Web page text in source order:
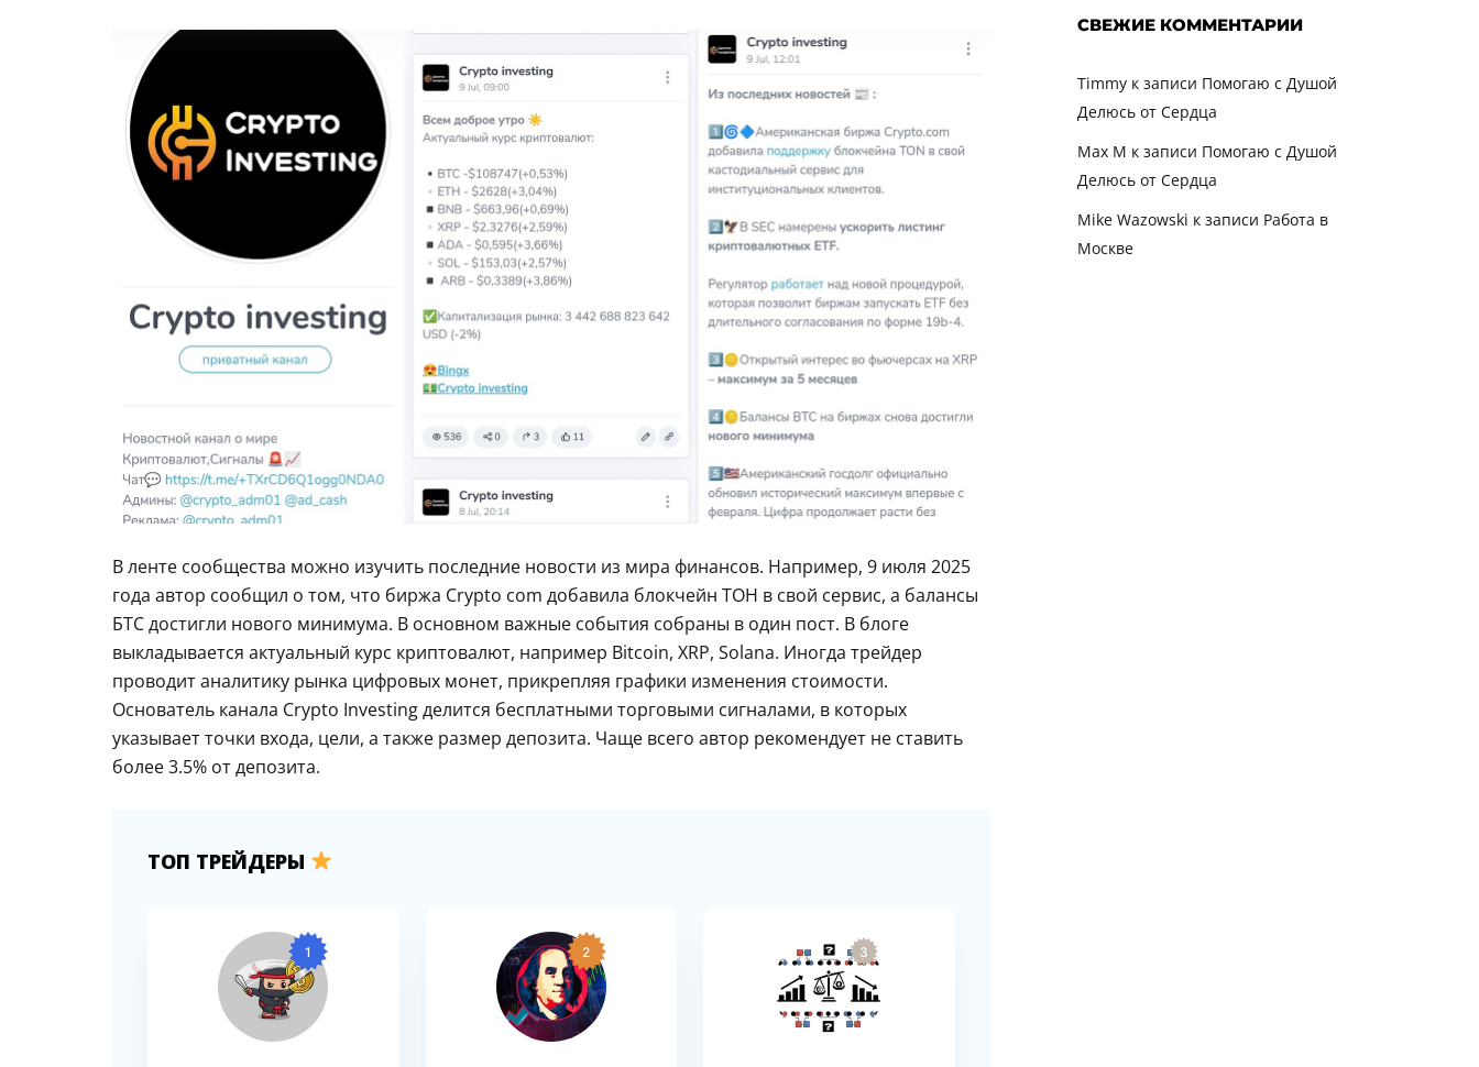
В ленте сообщества можно изучить последние новости из мира финансов. Например, 9 июля 2025
года автор сообщил о том, что биржа Crypto com добавила блокчейн ТОН в свой сервис, а балансы
БТС достигли нового минимума. В основном важные события собраны в один пост. В блоге
выкладывается актуальный курс криптовалют, например Bitcoin, XRP, Solana. Иногда трейдер
проводит аналитику рынка цифровых монет, прикрепляя графики изменения стоимости.
Основатель канала Crypto Investing делится бесплатными торговыми сигналами, в которых
указывает точки входа, цели, а также размер депозита. Чаще всего автор рекомендует не ставить
более 3.5% от депозита.
ТОП ТРЕЙДЕРЫ
1 2 3
СВЕЖИЕ КОММЕНТАРИИ
Timmyк записи Помогаю с Душой
Делюсь от Сердца
Max M к записи Помогаю с Душой
Делюсь от Сердца
Mike Wazowski к записи Работа в
Москве